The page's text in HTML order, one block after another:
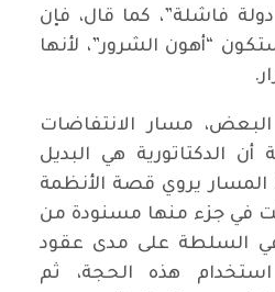
فاشلة”، كما قال، فإن
“أهون الشرور”، لأنها
مسار الانتفاضات
الدكتاتورية هي البديل
يروي قصة الأنظمة
في جزء منها مسنودة من
السلطة على مدى عقود
هذه الحجة، ثم